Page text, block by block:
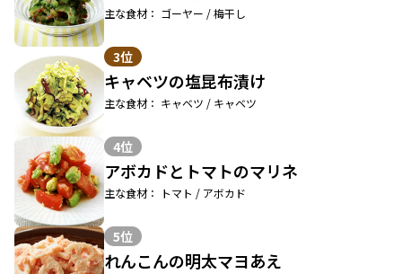
主な食材： ゴーヤー / 梅干し
3位
キャベツの塩昆布漬け
主な食材： キャベツ / キャベツ
4位
アボカドとトマトのマリネ
主な食材： トマト / アボカド
5位
れんこんの明太マヨあえ